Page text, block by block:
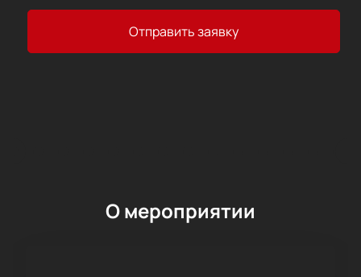
Отправить заявку
О мероприятии